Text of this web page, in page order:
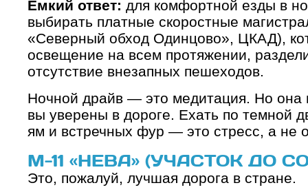
Емкий ответ: для комфортной езды в
выбирать платные скоростные
«Северный обход Одинцово», ЦКАД),
освещение на всем протяжении,
отсутствие внезапных пешеходов.
Ночной драйв — это медитация. Но она
вы уверены в дороге. Ехать по темной
ям и встречных фур — это стресс, а не
М-11 «НЕВА» (УЧАСТОК ДО
Это, пожалуй, лучшая дорога в стране.